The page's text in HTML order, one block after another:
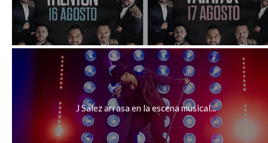
J Salez arrasa en la escena musical...